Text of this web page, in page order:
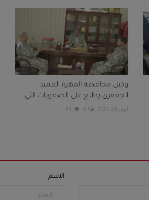
وكيل محافظة المهرة العميد
الجعفري يطلع على الصعوبات التي...
أبريل 26, 2024 0
54
الاسم